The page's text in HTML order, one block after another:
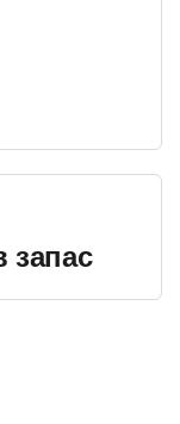
запас